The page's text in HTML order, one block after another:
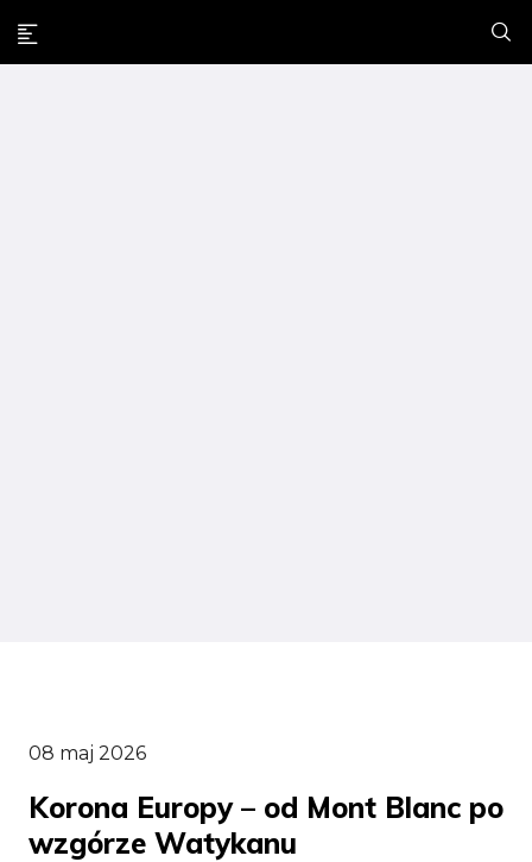
08 maj 2026
Korona Europy – od Mont Blanc po
wzgórze Watykanu